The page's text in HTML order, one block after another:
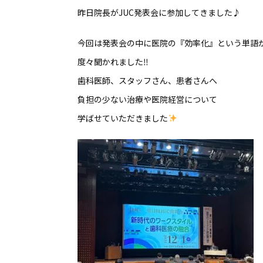
昨日院長がJUC発表会に参加してきました♪
今回は発表会の中に医院の『効率化』という単語
度々聞かれました‼︎
歯科医師、スタッフさん、患者さんへ
負担の少ない治療や医院経営について
学ばせていただきました